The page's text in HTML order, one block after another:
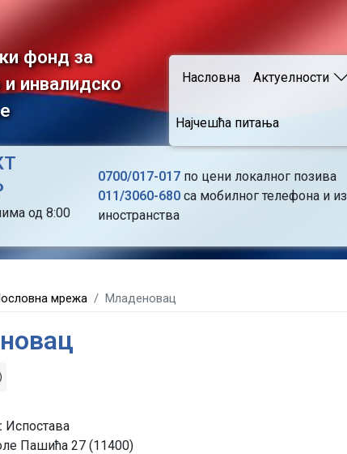
main
фонд за
и инвалидско
Main navigation
Насловна Актуелности
Најчешћа питања
од 8:00
0700/017-017по цени локалног позива
011/3060-680са мобилног телефона и из
иностранства
мрежа Младеновац
Испостава
Пашића 27 (11400)